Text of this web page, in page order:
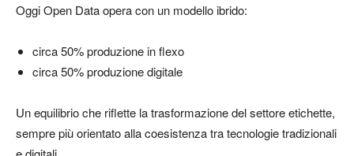
Oggi Open Data opera con un modello ibrido:
circa 50% produzione in flexo
circa 50% produzione digitale
Un equilibrio che riflette la trasformazione del settore etichette,
sempre più orientato alla coesistenza tra tecnologie tradizionali